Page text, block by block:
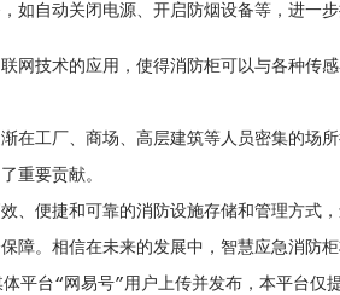
自动关闭电源、开启防烟设备等，进一
技术的应用，使得消防柜可以与各种传
工厂、商场、高层建筑等人员密集的场
重要贡献。
便捷和可靠的消防设施存储和管理方式
。相信在未来的发展中，智慧应急消防
台“网易号”用户上传并发布，本平台仅提